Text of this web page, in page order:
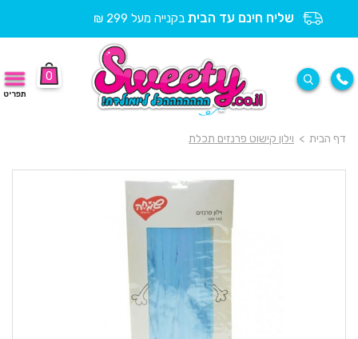
שליח חינם עד הבית בקנייה מעל 299 ₪
0
תפריט
דף הבית > וילון קישוט פרנזים תכלת